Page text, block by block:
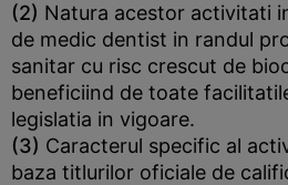
(2) Natura acestor activitati
de medic dentist in randul
sanitar cu risc crescut de
beneficiind de toate
legislatia in vigoare.
(3) Caracterul specific al
baza titlurilor oficiale de